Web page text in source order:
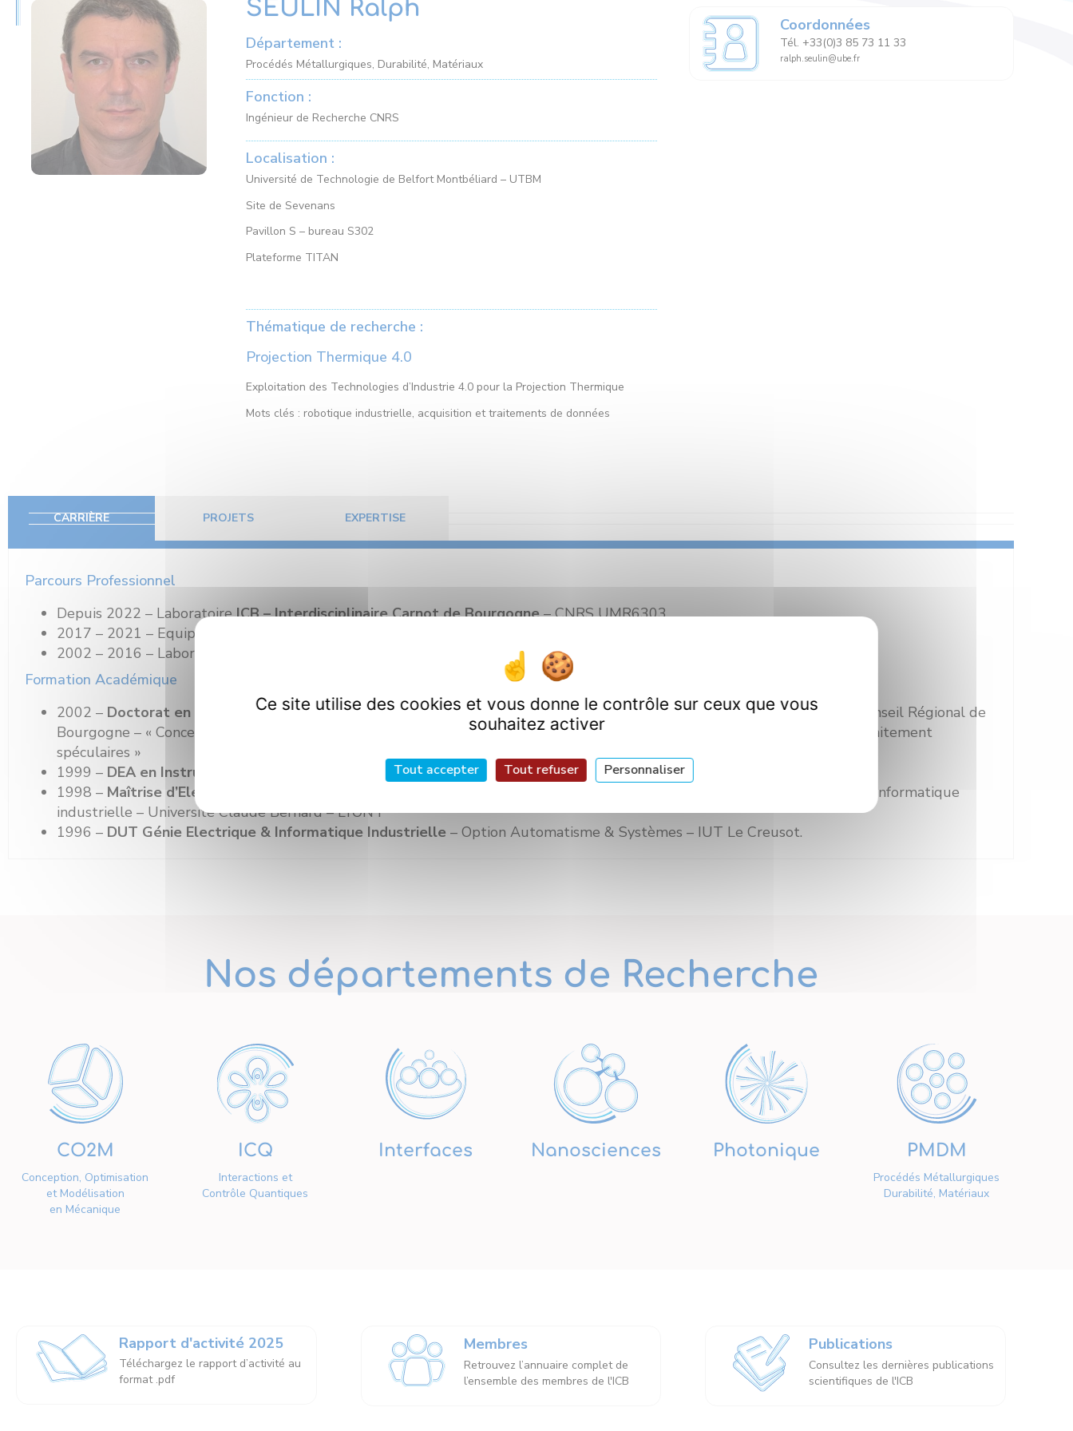
SEULIN Ralph
Département :
Procédés Métallurgiques, Durabilité, Matériaux
Fonction :
Ingénieur de Recherche CNRS
Localisation :
Université de Technologie de Belfort Montbéliard – UTBM
Site de Sevenans
Pavillon S – bureau S302
Plateforme TITAN
Thématique de recherche :
Projection Thermique 4.0
Exploitation des Technologies d’Industrie 4.0 pour la Projection Thermique
Mots clés : robotique industrielle, acquisition et traitements de données
Coordonnées
Tél. +33(0)3 85 73 11 33
ralph.seulin@ube.fr
CARRIÈRE PROJETS EXPERTISE
Parcours Professionnel
Depuis 2022 – LaboratoireICB –Interdisciplinaire Carnot de Bourgogne– CNRS UMR6303
2017 – 2021 – Equipe Labélisée
2002 – 2016 – Laboratoire
Le2i – Electronique Informatique et Image
– CNRS UMR6306
Formation Académique
2002 – Doctorat en Instrumentation et Informatique de l’Image– Université de Bourgogne – Groupe Guy Degrenne & Conseil Régional de
Bourgogne – « Conception et optimisation par simulation d’un système de vision artificielle pour l’inspection de surfaces parfaitement
spéculaires »
1999 – DEA en Instrumentation et Informatique de l’Image– Université de Bourgogne
1998 – Maîtrise d’Electronique, Electrotechnique & Automatique (EEA)
– Option Instrumentation, Traitement du signal & Informatique
industrielle – Université Claude Bernard – LYON I
1996 – DUT Génie Electrique & Informatique Industrielle – Option Automatisme & Systèmes – IUT Le Creusot.
Nos départements de Recherche
CO2M
Conception, Optimisation
et Modélisation
en Mécanique
ICQ
Interactions et
Contrôle Quantiques
Interfaces Nanosciences Photonique PMDM
Procédés Métallurgiques
Durabilité, Matériaux
Rapport d'activité 2025
Téléchargez le rapport d’activité au
format .pdf
Membres
Retrouvez l’annuaire complet de
l’ensemble des membres de l'ICB
Publications
Consultez les dernières publications
scientifiques de l'ICB
Ce site utilise des cookies et vous donne le contrôle sur ceux que vous
souhaitez activer
Tout accepter Tout refuser Personnaliser